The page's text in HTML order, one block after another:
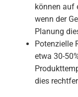
können auf
wenn der
Planung
Potenzielle
etwa 30-
dies